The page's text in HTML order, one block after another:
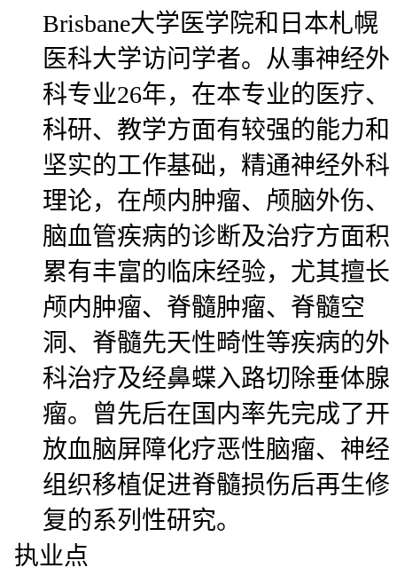
Brisbane大学医学院和日本札幌
医科大学访问学者。从事神经外
科专业26年，在本专业的医疗、
科研、教学方面有较强的能力和
坚实的工作基础，精通神经外科
理论，在颅内肿瘤、颅脑外伤、
脑血管疾病的诊断及治疗方面积
累有丰富的临床经验，尤其擅长
颅内肿瘤、脊髓肿瘤、脊髓空
洞、脊髓先天性畸性等疾病的外
科治疗及经鼻蝶入路切除垂体腺
瘤。曾先后在国内率先完成了开
放血脑屏障化疗恶性脑瘤、神经
组织移植促进脊髓损伤后再生修
复的系列性研究。
执业点